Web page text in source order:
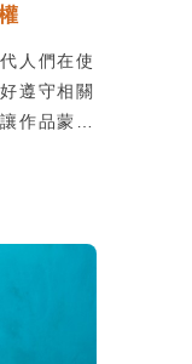
人們在使
遵守相關
作品蒙上